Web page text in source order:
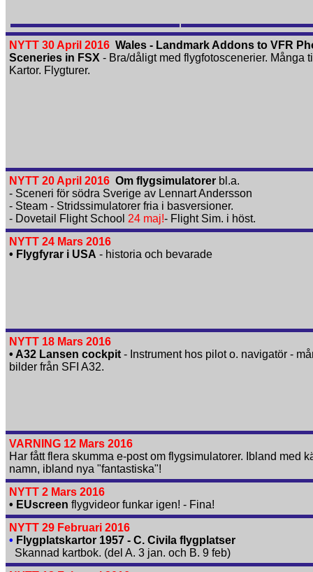
NYTT 30 April 2016 Wales - Landmark Addons to VFR
Sceneries in FSX - Bra/dåligt med flygfotoscenerier. Många
Kartor. Flygturer.
NYTT 20 April 2016 Om flygsimulatorer bl.a.
- Sceneri för södra Sverige av Lennart Andersson
- Steam - Stridssimulatorer fria i basversioner.
- Dovetail Flight School 24 maj!- Flight Sim. i höst.
NYTT 24 Mars 2016
• Flygfyrar i USA - historia och bevarade
NYTT 18 Mars 2016
• A32 Lansen cockpit - Instrument hos pilot o. navigatör -
bilder från SFI A32.
VARNING 12 Mars 2016
Har fått flera skumma e-post om flygsimulatorer. Ibland med
namn, ibland nya "fantastiska"!
NYTT 2 Mars 2016
• EUscreen flygvideor funkar igen! - Fina!
NYTT 29 Februari 2016
• Flygplatskartor 1957 - C. Civila flygplatser
Skannad kartbok. (del A. 3 jan. och B. 9 feb)